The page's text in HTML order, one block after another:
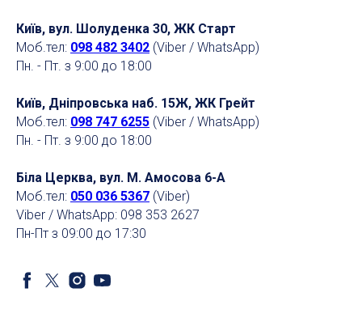
Київ, вул. Шолуденка 30, ЖК Старт
Моб.тел: 098 482 3402 (Viber / WhatsApp)
Пн. - Пт. з 9:00 до 18:00
Київ, Дніпровська наб. 15Ж, ЖК Грейт
Моб.тел: 098 747 6255 (Viber / WhatsApp)
Пн. - Пт. з 9:00 до 18:00
Біла Церква, вул. М. Амосова 6-А
Моб.тел: 050 036 5367 (Viber)
Viber / WhatsApp: 098 353 2627
Пн-Пт з 09:00 до 17:30